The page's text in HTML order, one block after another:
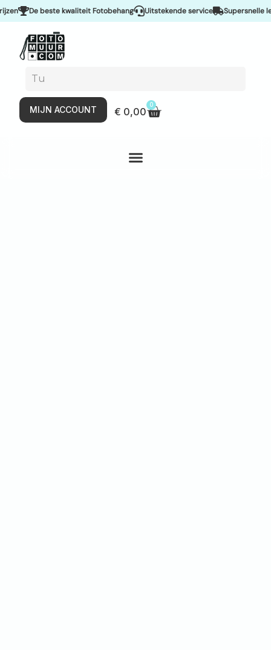
De beste kwaliteit Fotobehang Uitstekende service Supersnelle
MIJN ACCOUNT € 0,00
0